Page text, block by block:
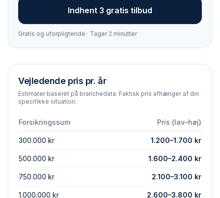
Indhent 3 gratis tilbud
Gratis og uforpligtende · Tager 2 minutter
Vejledende pris pr. år
Estimater baseret på branchedata. Faktisk pris afhænger af din
specifikke situation.
Forsikringssum Pris (lav–høj)
300.000 kr 1.200–1.700 kr
500.000 kr 1.600–2.400 kr
750.000 kr 2.100–3.100 kr
1.000.000 kr 2.600–3.800 kr